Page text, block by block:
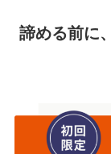
諦める前に